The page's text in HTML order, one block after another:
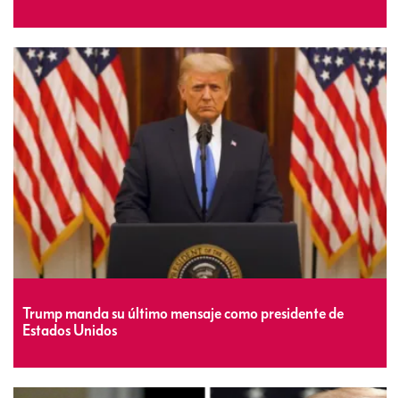
Trump manda su último mensaje como presidente de
Estados Unidos